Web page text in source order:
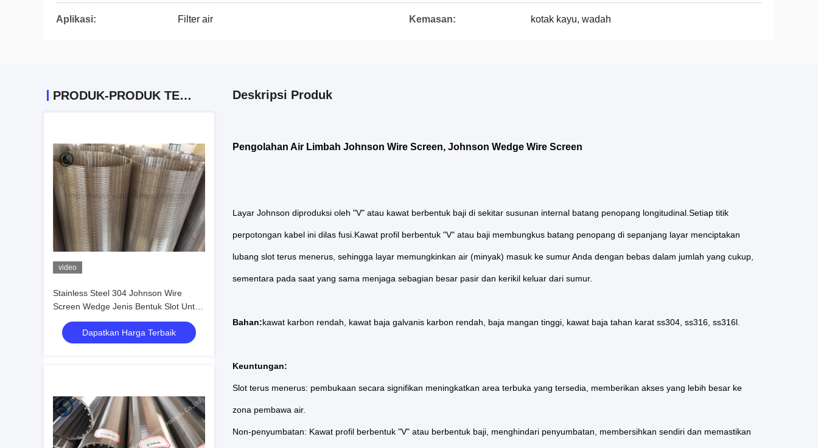
Aplikasi: Filter air Kemasan: kotak kayu, wadah
PRODUK-PRODUK TERKAIT
video
Stainless Steel 304 Johnson Wire
Screen Wedge Jenis Bentuk Slot Untuk
Filter
Dapatkan Harga Terbaik
Deskripsi Produk
Pengolahan Air Limbah Johnson Wire Screen, Johnson Wedge Wire Screen
Layar Johnson diproduksi oleh "V" atau kawat berbentuk baji di sekitar susunan internal batang penopang longitudinal.Setiap titik
perpotongan kabel ini dilas fusi.Kawat profil berbentuk "V" atau baji membungkus batang penopang di sepanjang layar menciptakan
lubang slot terus menerus, sehingga layar memungkinkan air (minyak) masuk ke sumur Anda dengan bebas dalam jumlah yang cukup,
sementara pada saat yang sama menjaga sebagian besar pasir dan kerikil keluar dari sumur.
Bahan:kawat karbon rendah, kawat baja galvanis karbon rendah, baja mangan tinggi, kawat baja tahan karat ss304, ss316, ss316l.
Keuntungan:
Slot terus menerus: pembukaan secara signifikan meningkatkan area terbuka yang tersedia, memberikan akses yang lebih besar ke
zona pembawa air.
Non-penyumbatan: Kawat profil berbentuk "V" atau berbentuk baji, menghindari penyumbatan, membersihkan sendiri dan memastikan